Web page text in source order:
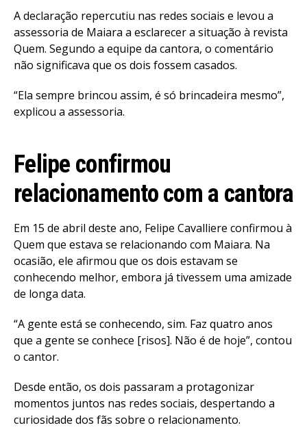
A declaração repercutiu nas redes sociais e levou a
assessoria de Maiara a esclarecer a situação à revista
Quem. Segundo a equipe da cantora, o comentário
não significava que os dois fossem casados.
“Ela sempre brincou assim, é só brincadeira mesmo”,
explicou a assessoria.
Felipe confirmou
relacionamento com a cantora
Em 15 de abril deste ano, Felipe Cavalliere confirmou à
Quem que estava se relacionando com Maiara. Na
ocasião, ele afirmou que os dois estavam se
conhecendo melhor, embora já tivessem uma amizade
de longa data.
“A gente está se conhecendo, sim. Faz quatro anos
que a gente se conhece [risos]. Não é de hoje”, contou
o cantor.
Desde então, os dois passaram a protagonizar
momentos juntos nas redes sociais, despertando a
curiosidade dos fãs sobre o relacionamento.